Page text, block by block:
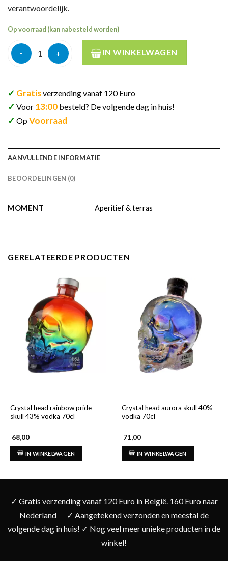
verantwoordelijk.
Op voorraad (kan nabesteld worden)
Beluga noble export vodka 40% 70cl aantal
IN WINKELWAGEN
✓ Gratisverzending vanaf 120 Euro
✓ Voor 13:00 besteld? De volgende dag in huis!
✓ OpVoorraad
AANVULLENDE INFORMATIE
BEOORDELINGEN (0)
MOMENT Aperitief & terras
GERELATEERDE PRODUCTEN
Crystal head rainbow pride
skull 43% vodka 70cl
68,00
IN WINKELWAGEN
Crystal head aurora skull 40%
vodka 70cl
71,00
IN WINKELWAGEN
✓ Gratis verzending vanaf 120 Euro in België. 160 Euro naar
Nederland
✓ Aangetekend verzonden en meestal de
volgende dag in huis! ✓ Nog veel meer unieke producten in de
winkel!